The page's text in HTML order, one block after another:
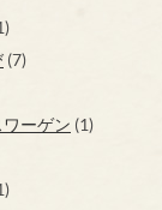
(7)
ーゲン (1)